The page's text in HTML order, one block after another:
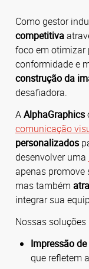
Como gestor
competitiva
foco em otimizar
conformidade e
construção da
desafiadora.
AAlphaGraphics
comunicação
personalizados
desenvolver uma
apenas promove
mas também
integrar sua
Nossas soluções
Impressão
que refletem